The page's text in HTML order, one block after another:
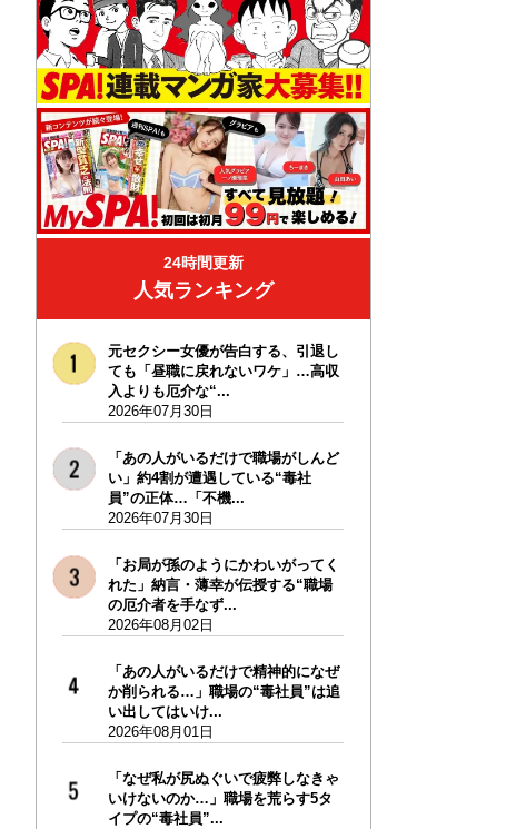
24時間更新
人気ランキング
元セクシー女優が告白する、引退し
ても「昼職に戻れないワケ」…高収
入よりも厄介な“...
2026年07月30日
「あの人がいるだけで職場がしんど
い」約4割が遭遇している“毒社
員”の正体…「不機...
2026年07月30日
「お局が孫のようにかわいがってく
れた」納言・薄幸が伝授する“職場
の厄介者を手なず...
2026年08月02日
「あの人がいるだけで精神的になぜ
か削られる…」職場の“毒社員”は追
い出してはいけ...
2026年08月01日
「なぜ私が尻ぬぐいで疲弊しなきゃ
いけないのか…」職場を荒らす5タ
イプの“毒社員”...